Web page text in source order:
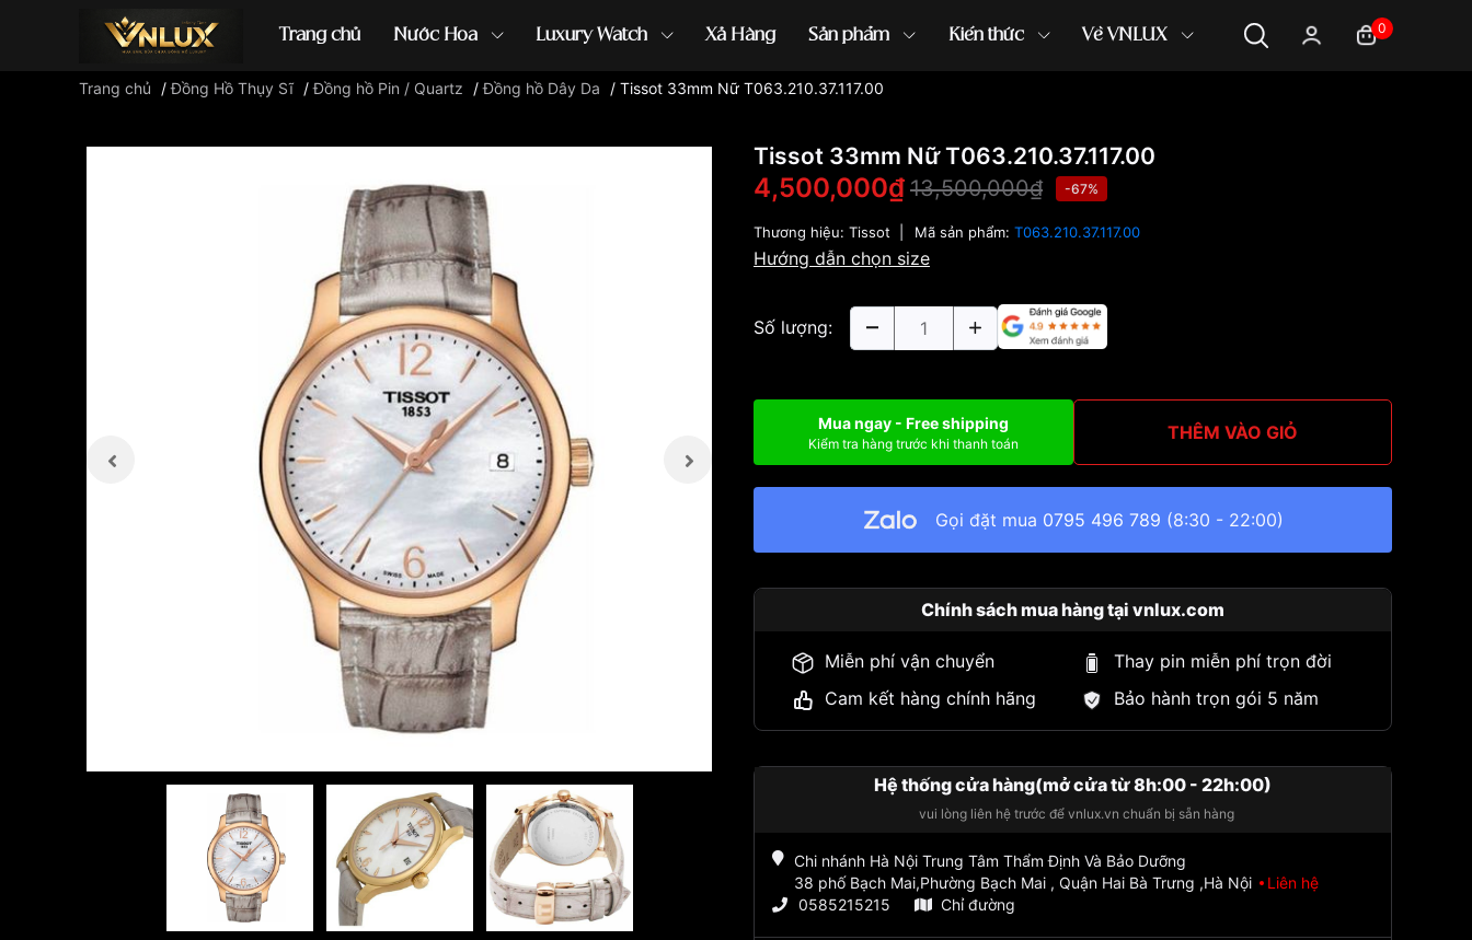
Trang chủ Nước Hoa Luxury Watch Xả Hàng Sản phẩm Kiến thức Về VNLUX 0
Đồng hồ casio đồng hồ G-Shock đồng hồ Orient ...
Trang chủ /Đồng Hồ Thụy Sĩ /Đồng hồ Pin / Quartz /Đồng hồ Dây Da / Tissot 33mm Nữ T063.210.37.117.00
Tissot 33mm Nữ T063.210.37.117.00
4,500,000₫ 13,500,000₫ -67%
Thương hiệu: Tissot Mã sản phẩm: T063.210.37.117.00
Hướng dẫn chọn size
Số lượng:
Mua ngay - Free shipping
Kiểm tra hàng trước khi thanh toán THÊM VÀO GIỎ
Gọi đặt mua 0795 496 789 (8:30 - 22:00)
Chính sách mua hàng tại vnlux.com
Miễn phí vận chuyển
Thay pin miễn phí trọn đời
Cam kết hàng chính hãng
Bảo hành trọn gói 5 năm
Hệ thống cửa hàng(mở cửa từ 8h:00 - 22h:00)
vui lòng liên hệ trước để vnlux.vn chuẩn bị sẵn hàng
Chi nhánh Hà Nội Trung Tâm Thẩm Định Và Bảo Dưỡng
38 phố Bạch Mai,Phường Bạch Mai , Quận Hai Bà Trưng ,Hà Nội
Liên hệ
0585215215
Chỉ đường